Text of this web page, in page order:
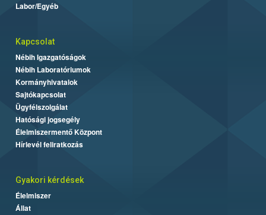
Labor/Egyéb
Kapcsolat
Nébih Igazgatóságok
Nébih Laboratóriumok
Kormányhivatalok
Sajtókapcsolat
Ügyfélszolgálat
Hatósági jogsegély
Élelmiszermentő Központ
Hírlevél feliratkozás
Gyakori kérdések
Élelmiszer
Állat